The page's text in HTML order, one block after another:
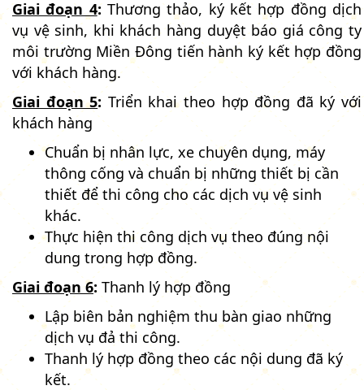
Giai đoạn 4: Thương thảo, ký kết hợp đồng dịch
vụ vệ sinh, khi khách hàng duyệt báo giá công ty
môi trường Miền Đông tiến hành ký kết hợp đồng
với khách hàng.
Giai đoạn 5: Triển khai theo hợp đồng đã ký với
khách hàng
Chuẩn bị nhân lực, xe chuyên dụng, máy
thông cống và chuẩn bị những thiết bị cần
thiết để thi công cho các dịch vụ vệ sinh
khác.
Thực hiện thi công dịch vụ theo đúng nội
dung trong hợp đồng.
Giai đoạn 6: Thanh lý hợp đồng
Lập biên bản nghiệm thu bàn giao những
dịch vụ đả thi công.
Thanh lý hợp đồng theo các nội dung đã ký
kết.